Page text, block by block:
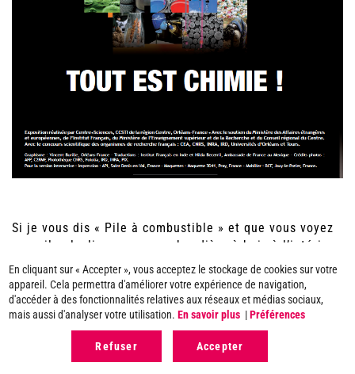
Si je vous dis « Pile à combustible » et que vous voyez
une pile alcaline avec une chaudière à bois à l’intérieur,
alors cette exposition interactive est faite pour vous.
Découvrez de manières ludiques les mystères de la
chimie du quotidien. De la crème solaire aux pneus en
passant par les médicaments, la chimie n’aura plus de
secrets pour vous.
En cliquant sur « Accepter », vous acceptez le stockage de cookies sur votre
appareil. Cela permettra d'améliorer votre expérience de navigation,
d'accéder à des fonctionnalités relatives aux réseaux et médias sociaux,
mais aussi d'analyser votre utilisation.En savoir plus |Préférences
Refuser Accepter